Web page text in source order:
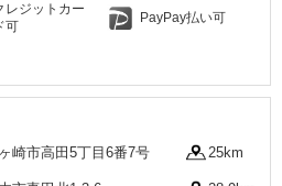
レジットカー
可
PayPay払い可
崎市高田5丁目6番7号 25km